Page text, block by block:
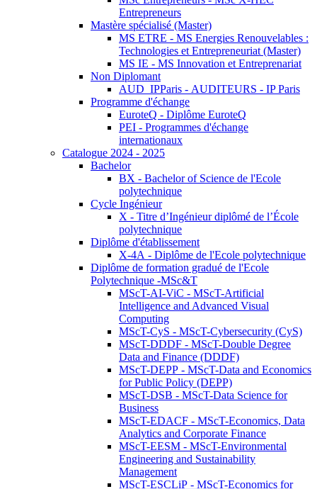
Entrepreneurs
Mastère spécialisé (Master)
MS ETRE - MS Energies Renouvelables :
Technologies et Entrepreneuriat (Master)
MS IE - MS Innovation et Entreprenariat
Non Diplomant
AUD_IPParis - AUDITEURS - IP Paris
Programme d'échange
EuroteQ - Diplôme EuroteQ
PEI - Programmes d'échange
internationaux
Catalogue 2024 - 2025
Bachelor
BX - Bachelor of Science de l'Ecole
polytechnique
Cycle Ingénieur
X - Titre d’Ingénieur diplômé de l’École
polytechnique
Diplôme d'établissement
X-4A - Diplôme de l'Ecole polytechnique
Diplôme de formation gradué de l'Ecole
Polytechnique -MSc&T
MScT-AI-ViC - MScT-Artificial
Intelligence and Advanced Visual
Computing
MScT-CyS - MScT-Cybersecurity (CyS)
MScT-DDDF - MScT-Double Degree
Data and Finance (DDDF)
MScT-DEPP - MScT-Data and Economics
for Public Policy (DEPP)
MScT-DSB - MScT-Data Science for
Business
MScT-EDACF - MScT-Economics, Data
Analytics and Corporate Finance
MScT-EESM - MScT-Environmental
Engineering and Sustainability
Management
MScT-ESCLiP - MScT-Economics for